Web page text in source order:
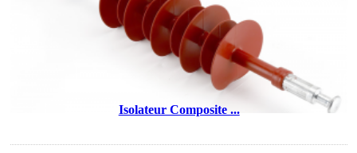
Isolateur Composite ...